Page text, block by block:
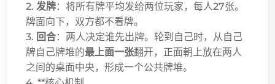
2. 发牌：将所有牌平均发给两位玩家，每人27张。
牌面向下，双方都不看牌。
3. 回合：两人决定谁先出牌。轮到自己时，从自己
牌自己牌堆的最上面一张翻开，正面朝上放在两人
之间的桌面中央，形成一个公共牌堆。